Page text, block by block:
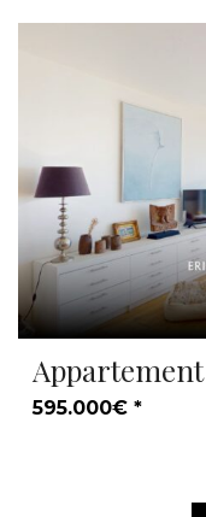
595.000€ *